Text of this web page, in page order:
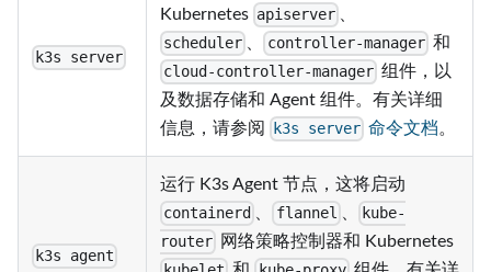
k3s server
Kubernetes apiserver
scheduler
controller-manager 和
cloud-controller-manager 组件，以
及数据存储和 Agent 组件。有关详细
信息，请参阅
k3s server 命令文档。
k3s agent
运行 K3s Agent 节点，这将启动
containerd
flannel
kube-
router 网络策略控制器和 Kubernetes